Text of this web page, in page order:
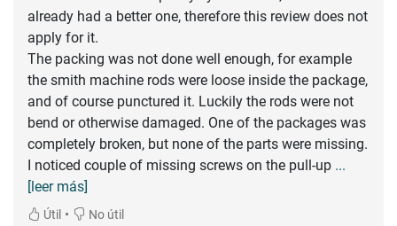
already had a better one, therefore this review does not
apply for it.
The packing was not done well enough, for example
the smith machine rods were loose inside the package,
and of course punctured it. Luckily the rods were not
bend or otherwise damaged. One of the packages was
completely broken, but none of the parts were missing.
I noticed couple of missing screws on the pull-up ...
[leer más]
Útil • No útil